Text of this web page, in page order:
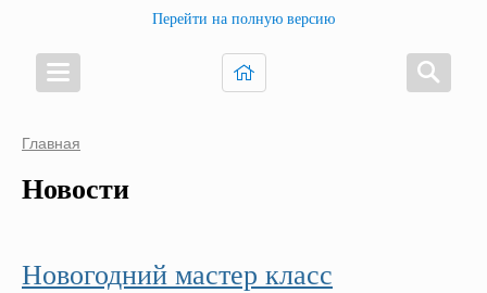
Перейти на полную версию
Главная
Новости
Новогодний мастер класс